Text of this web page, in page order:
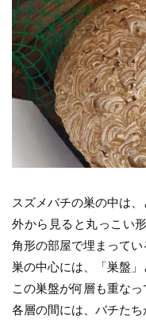
スズメバチの巣の中は、
外から見ると丸っこい
角形の部屋で埋まってい
巣の中心には、「巣盤」
この巣盤が何層も重なっ
各層の間には、バチたち